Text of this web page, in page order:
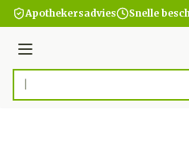
Ga naar de inhoud
Apothekersadvies Snelle
Menu
Product, merk, categorie...